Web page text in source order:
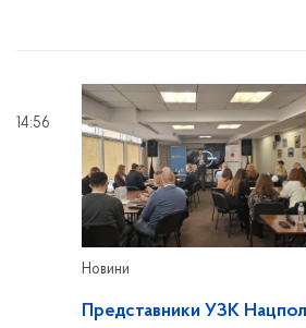
Новини
Представники УЗК
14:56